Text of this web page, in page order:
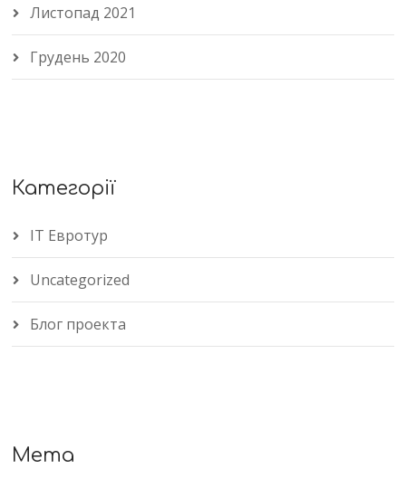
Листопад 2021
Грудень 2020
Категорії
IT Евротур
Uncategorized
Блог проекта
Мета